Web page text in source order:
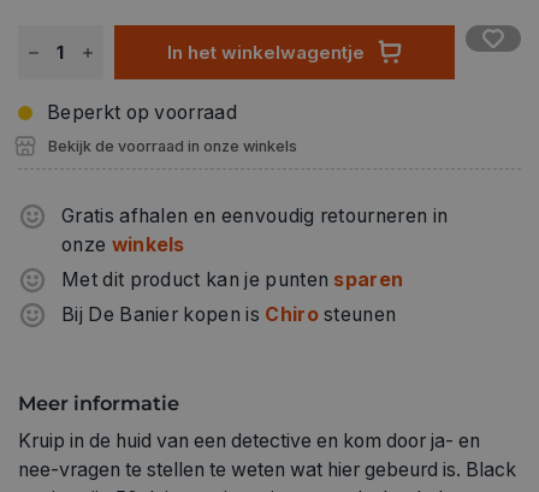
In het winkelwagentje
Beperkt op voorraad
Bekijk de voorraad in onze winkels
Gratis afhalen en eenvoudig retourneren in
onze winkels
Met dit product kan je punten sparen
Bij De Banier kopen is Chirosteunen
Meer informatie
Kruip in de huid van een detective en kom door ja- en
nee-vragen te stellen te weten wat hier gebeurd is. Black